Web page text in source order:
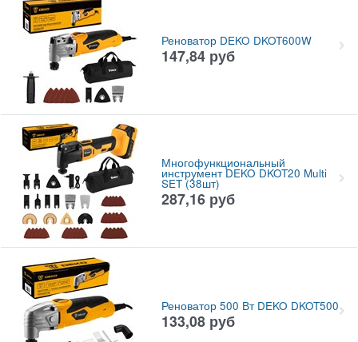
Реноватор DEKO DKOT600W
147,84 руб
Многофункциональный
инструмент DEKO DKOT20 Multi
SET (38шт)
287,16 руб
Реноватор 500 Вт DEKO DKOT500
133,08 руб